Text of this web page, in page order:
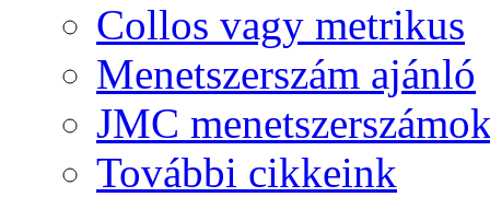
Collos vagy metrikus
Menetszerszám ajánló
JMC
További cikkeink